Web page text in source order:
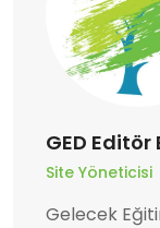
GED Editör
Site Yöneticisi
Gelecek